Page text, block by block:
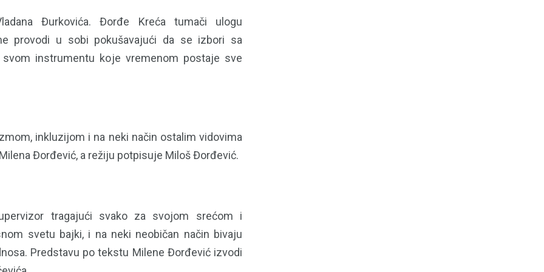
Đurkovića. Đorđe Kreća tumači ulogu
provodi u sobi pokušavajući da se izbori sa
instrumentu koje vremenom postaje sve
inkluzijom i na neki način ostalim vidovima
Đorđević, a režiju potpisuje Miloš Đorđević.
tragajući svako za svojom srećom i
svetu bajki, i na neki neobičan način bivaju
Predstavu po tekstu Milene Đorđević izvodi